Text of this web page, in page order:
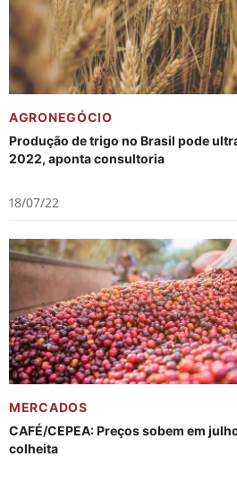
AGRONEGÓCIO
Produção de trigo no Brasil pode
2022, aponta consultoria
18/07/22
MERCADOS
CAFÉ/CEPEA: Preços sobem em
colheita